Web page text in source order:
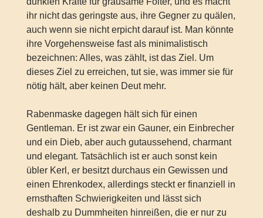
ihr nicht das geringste aus, ihre Gegner zu quälen,
auch wenn sie nicht erpicht darauf ist. Man könnte
ihre Vorgehensweise fast als minimalistisch
bezeichnen: Alles, was zählt, ist das Ziel. Um
dieses Ziel zu erreichen, tut sie, was immer sie für
nötig hält, aber keinen Deut mehr.
Rabenmaske dagegen hält sich für einen
Gentleman. Er ist zwar ein Gauner, ein Einbrecher
und ein Dieb, aber auch gutaussehend, charmant
und elegant. Tatsächlich ist er auch sonst kein
übler Kerl, er besitzt durchaus ein Gewissen und
einen Ehrenkodex, allerdings steckt er finanziell in
ernsthaften Schwierigkeiten und lässt sich
deshalb zu Dummheiten hinreißen, die er nur zu